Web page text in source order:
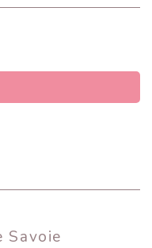
Savoie